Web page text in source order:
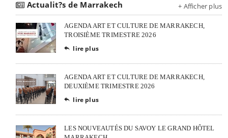
Actualit?s de Marrakech + Afficher plus
AGENDA ART ET CULTURE DE MARRAKECH,
TROISIÈME TRIMESTRE 2026
 lire plus
AGENDA ART ET CULTURE DE MARRAKECH,
DEUXIÈME TRIMESTRE 2026
 lire plus
LES NOUVEAUTÉS DU SAVOY LE GRAND HÔTEL